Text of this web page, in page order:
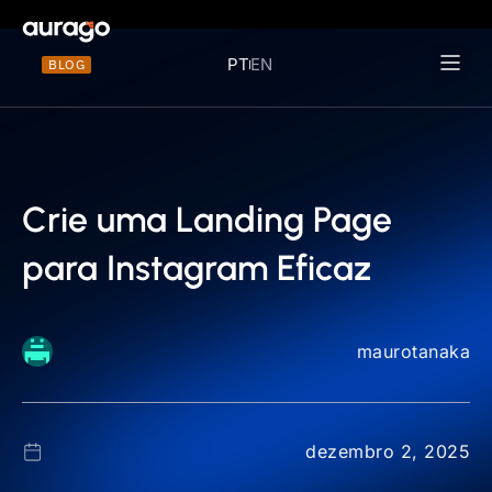
BLOG PTEN
Crie uma Landing Page
para Instagram Eficaz
maurotanaka
dezembro 2, 2025